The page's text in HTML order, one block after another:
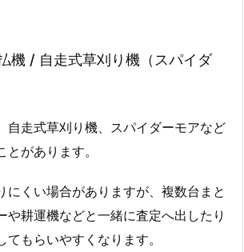
機 / 自走式草刈り機（スパイダ
自走式草刈り機、スパイダーモアなど
とがあります。
にくい場合がありますが、複数台まと
や耕運機などと一緒に査定へ出したり
もらいやすくなります。